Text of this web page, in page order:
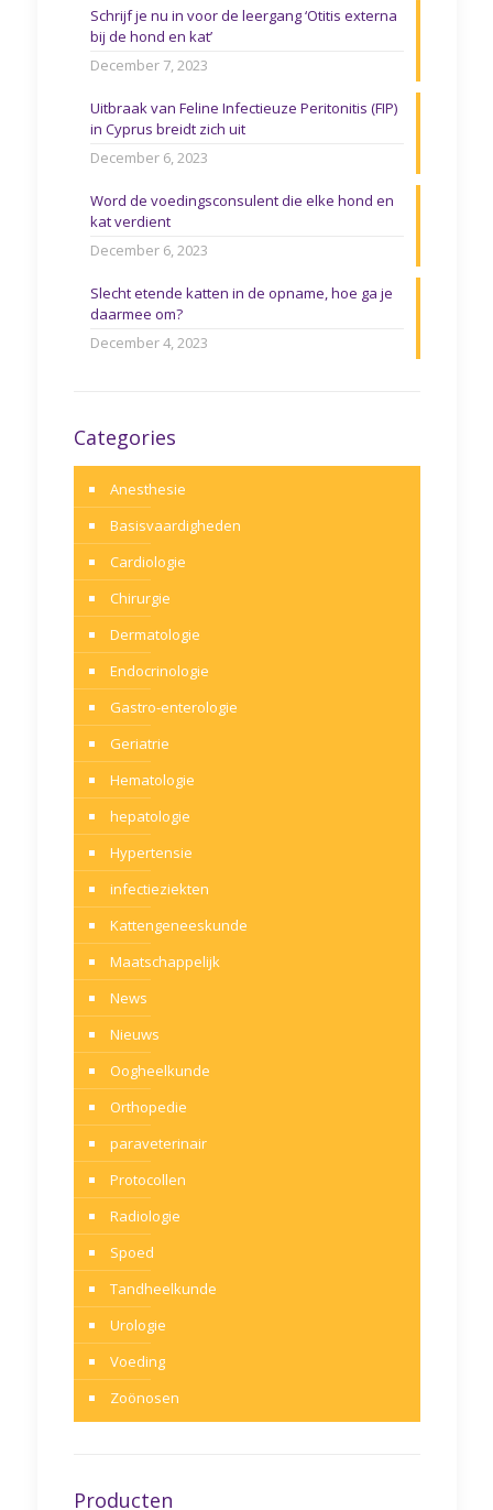
Schrijf je nu in voor de leergang ‘Otitis externa
bij de hond en kat’
December 7, 2023
Uitbraak van Feline Infectieuze Peritonitis (FIP)
in Cyprus breidt zich uit
December 6, 2023
Word de voedingsconsulent die elke hond en
kat verdient
December 6, 2023
Slecht etende katten in de opname, hoe ga je
daarmee om?
December 4, 2023
Categories
Anesthesie
Basisvaardigheden
Cardiologie
Chirurgie
Dermatologie
Endocrinologie
Gastro-enterologie
Geriatrie
Hematologie
hepatologie
Hypertensie
infectieziekten
Kattengeneeskunde
Maatschappelijk
News
Nieuws
Oogheelkunde
Orthopedie
paraveterinair
Protocollen
Radiologie
Spoed
Tandheelkunde
Urologie
Voeding
Zoönosen
Producten